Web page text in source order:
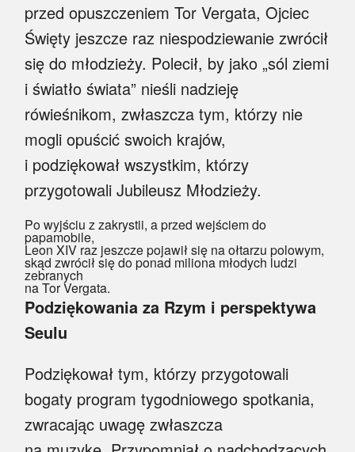
przed opuszczeniem Tor Vergata, Ojciec
Święty jeszcze raz niespodziewanie zwrócił
się do młodzieży. Polecił, by jako „sól ziemi
i światło świata” nieśli nadzieję
rówieśnikom, zwłaszcza tym, którzy nie
mogli opuścić swoich krajów,
i podziękował wszystkim, którzy
przygotowali Jubileusz Młodzieży.
Po wyjściu z zakrystii, a przed wejściem do
papamobile,
Leon XIV raz jeszcze pojawił się na ołtarzu polowym,
skąd zwrócił się do ponad miliona młodych ludzi
zebranych
na Tor Vergata.
Podziękowania za Rzym i perspektywa
Seulu
Podziękował tym, którzy przygotowali
bogaty program tygodniowego spotkania,
zwracając uwagę zwłaszcza